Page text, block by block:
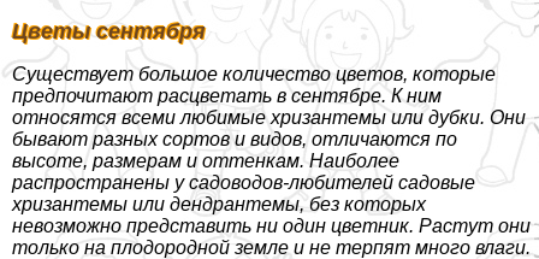
Цветы сентября
Существует большое количество цветов, которые
предпочитают расцветать в сентябре. К ним
относятся всеми любимые хризантемы или дубки. Они
бывают разных сортов и видов, отличаются по
высоте, размерам и оттенкам. Наиболее
распространены у садоводов-любителей садовые
хризантемы или дендрантемы, без которых
невозможно представить ни один цветник. Растут они
только на плодородной земле и не терпят много влаги.